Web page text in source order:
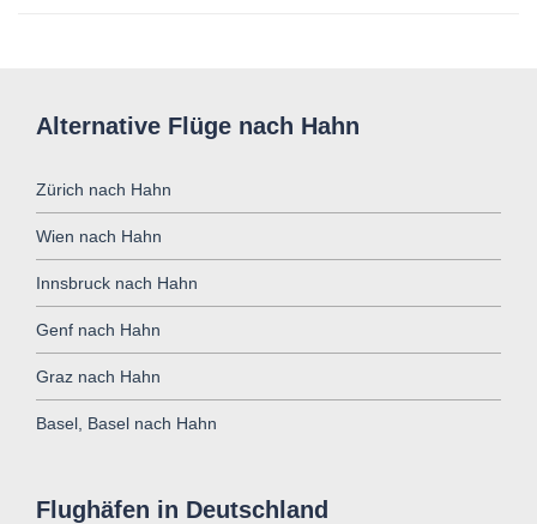
Alternative Flüge nach Hahn
Zürich nach Hahn
Wien nach Hahn
Innsbruck nach Hahn
Genf nach Hahn
Graz nach Hahn
Basel, Basel nach Hahn
Flughäfen in Deutschland